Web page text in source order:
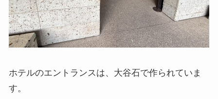
ホテルのエントランスは、大谷石で作られていま
す。